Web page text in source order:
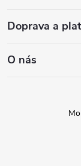
Doprava a
O nás